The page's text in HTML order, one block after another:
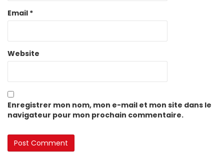
Email *
Website
Enregistrer mon nom, mon e-mail et mon site dans le
navigateur pour mon prochain commentaire.